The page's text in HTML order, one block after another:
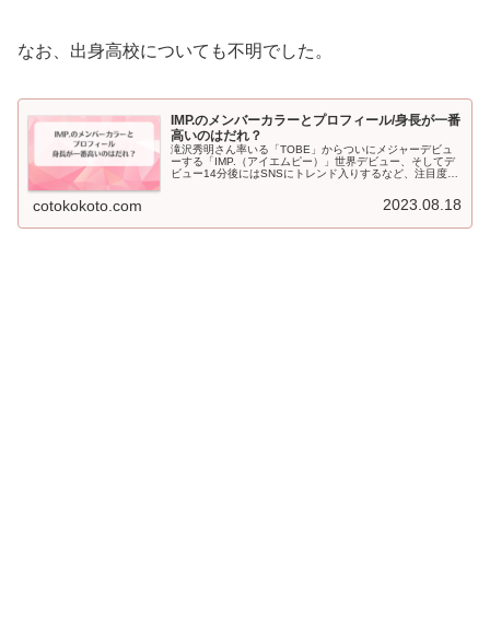
なお、出身高校についても不明でした。
IMP.のメンバーカラーとプロフィール/身長が一番
高いのはだれ？
滝沢秀明さん率いる「TOBE」からついにメジャーデビュ
ーする「IMP.（アイエムピー）」世界デビュー、そしてデ
ビュー14分後にはSNSにトレンド入りするなど、注目度が
cotokokoto.com 2023.08.18